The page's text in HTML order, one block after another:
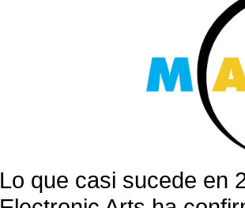
Lo que casi sucede en